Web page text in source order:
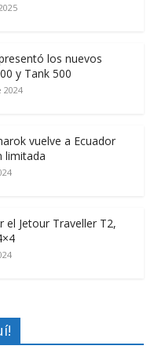
los nuevos
y Tank 500
vuelve a Ecuador
limitada
el Jetour Traveller T2,